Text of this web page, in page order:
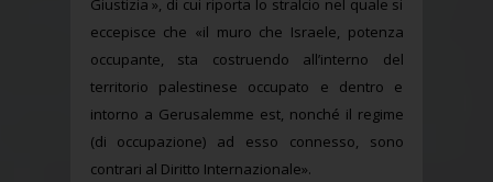
Giustizia », di cui riporta lo stralcio nel quale si
eccepisce che «il muro che Israele, potenza
occupante, sta costruendo all’interno del
territorio palestinese occupato e dentro e
intorno a Gerusalemme est, nonché il regime
(di occupazione) ad esso connesso, sono
contrari al Diritto Internazionale».